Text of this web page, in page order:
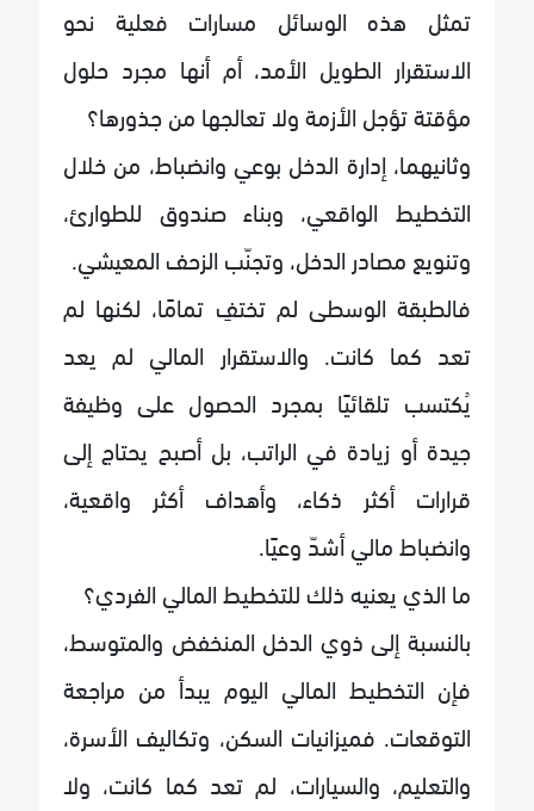
تمثل هذه الوسائل مسارات فعلية نحو
الاستقرار الطويل الأمد، أم أنها مجرد حلول
مؤقتة تؤجل الأزمة ولا تعالجها من جذورها؟
وثانيهما، إدارة الدخل بوعي وانضباط، من خلال
التخطيط الواقعي، وبناء صندوق للطوارئ،
وتنويع مصادر الدخل، وتجنّب الزحف المعيشي.
فالطبقة الوسطى لم تختفِ تمامًا، لكنها لم
تعد كما كانت. والاستقرار المالي لم يعد
يُكتسب تلقائيًا بمجرد الحصول على وظيفة
جيدة أو زيادة في الراتب، بل أصبح يحتاج إلى
قرارات أكثر ذكاء، وأهداف أكثر واقعية،
وانضباط مالي أشدّ وعيًا.
ما الذي يعنيه ذلك للتخطيط المالي الفردي؟
بالنسبة إلى ذوي الدخل المنخفض والمتوسط،
فإن التخطيط المالي اليوم يبدأ من مراجعة
التوقعات. فميزانيات السكن، وتكاليف الأسرة،
والتعليم، والسيارات، لم تعد كما كانت، ولا